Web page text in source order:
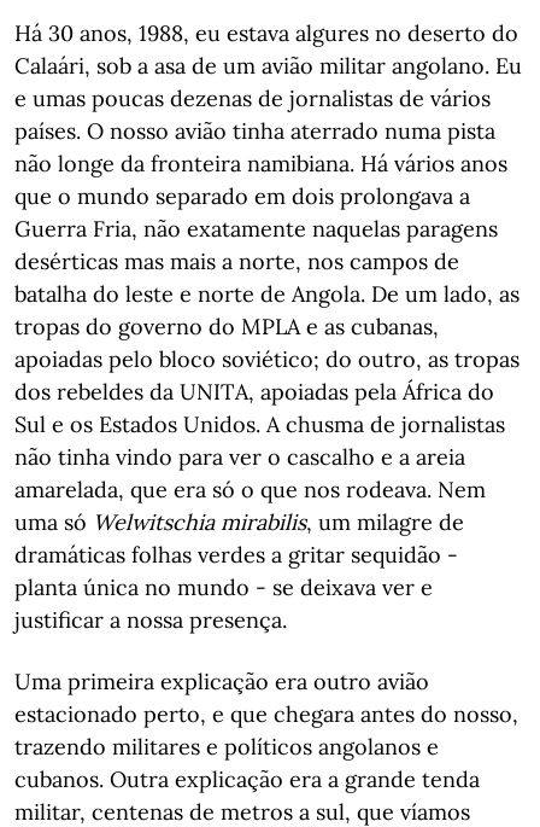
Há 30 anos, 1988, eu estava algures no deserto do
Calaári, sob a asa de um avião militar angolano. Eu
e umas poucas dezenas de jornalistas de vários
países. O nosso avião tinha aterrado numa pista
não longe da fronteira namibiana. Há vários anos
que o mundo separado em dois prolongava a
Guerra Fria, não exatamente naquelas paragens
desérticas mas mais a norte, nos campos de
batalha do leste e norte de Angola. De um lado, as
tropas do governo do MPLA e as cubanas,
apoiadas pelo bloco soviético; do outro, as tropas
dos rebeldes da UNITA, apoiadas pela África do
Sul e os Estados Unidos. A chusma de jornalistas
não tinha vindo para ver o cascalho e a areia
amarelada, que era só o que nos rodeava. Nem
uma só Welwitschia mirabilis, um milagre de
dramáticas folhas verdes a gritar sequidão -
planta única no mundo - se deixava ver e
justificar a nossa presença.
Uma primeira explicação era outro avião
estacionado perto, e que chegara antes do nosso,
trazendo militares e políticos angolanos e
cubanos. Outra explicação era a grande tenda
militar, centenas de metros a sul, que víamos